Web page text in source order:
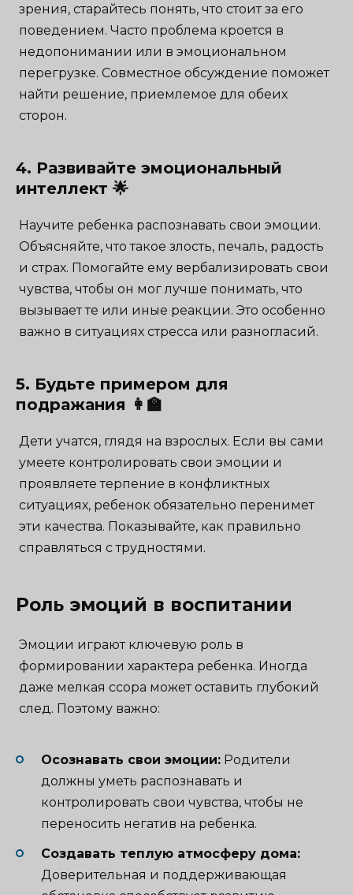
зрения, старайтесь понять, что стоит за его
поведением. Часто проблема кроется в
недопонимании или в эмоциональном
перегрузке. Совместное обсуждение поможет
найти решение, приемлемое для обеих
сторон.
4. Развивайте эмоциональный
интеллект 🌟
Научите ребенка распознавать свои эмоции.
Объясняйте, что такое злость, печаль, радость
и страх. Помогайте ему вербализировать свои
чувства, чтобы он мог лучше понимать, что
вызывает те или иные реакции. Это особенно
важно в ситуациях стресса или разногласий.
5. Будьте примером для
подражания 👩‍🏫
Дети учатся, глядя на взрослых. Если вы сами
умеете контролировать свои эмоции и
проявляете терпение в конфликтных
ситуациях, ребенок обязательно перенимет
эти качества. Показывайте, как правильно
справляться с трудностями.
Роль эмоций в воспитании
Эмоции играют ключевую роль в
формировании характера ребенка. Иногда
даже мелкая ссора может оставить глубокий
след. Поэтому важно:
Осознавать свои эмоции: Родители
должны уметь распознавать и
контролировать свои чувства, чтобы не
переносить негатив на ребенка.
Создавать теплую атмосферу дома:
Доверительная и поддерживающая